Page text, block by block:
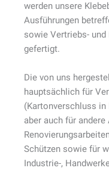
werden unsere
Ausführungen
sowie Vertriebs-
gefertigt.
Die von uns
hauptsächlich für
(Kartonverschluss in
aber auch für
Schützen sowie für
Industrie-,